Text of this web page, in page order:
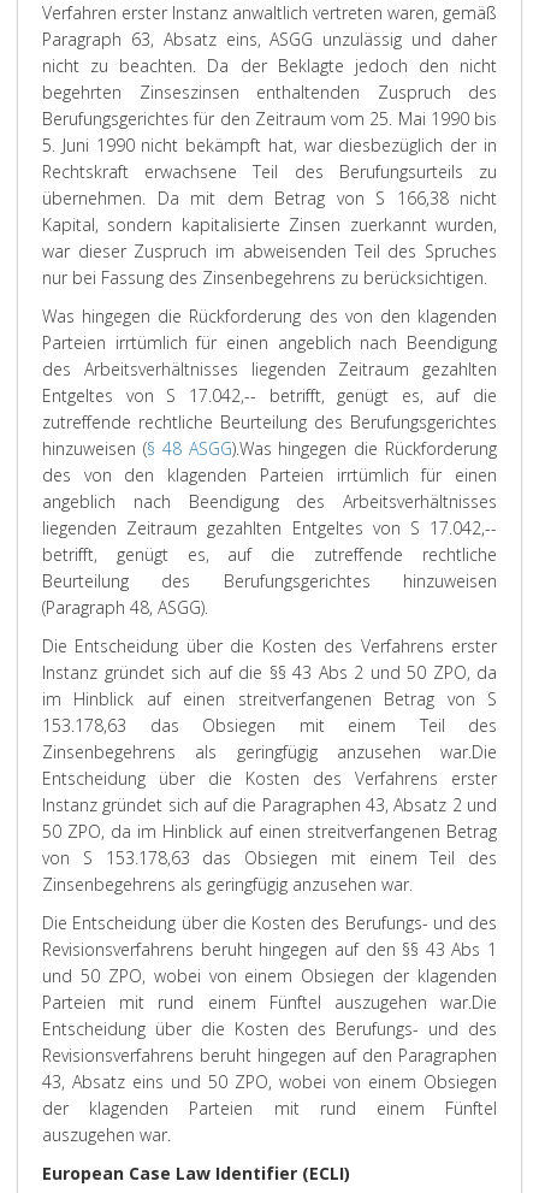
Verfahren erster Instanz anwaltlich vertreten waren, gemäß
Paragraph 63, Absatz eins, ASGG unzulässig und daher
nicht zu beachten. Da der Beklagte jedoch den nicht
begehrten Zinseszinsen enthaltenden Zuspruch des
Berufungsgerichtes für den Zeitraum vom 25. Mai 1990 bis
5. Juni 1990 nicht bekämpft hat, war diesbezüglich der in
Rechtskraft erwachsene Teil des Berufungsurteils zu
übernehmen. Da mit dem Betrag von S 166,38 nicht
Kapital, sondern kapitalisierte Zinsen zuerkannt wurden,
war dieser Zuspruch im abweisenden Teil des Spruches
nur bei Fassung des Zinsenbegehrens zu berücksichtigen.
Was hingegen die Rückforderung des von den klagenden
Parteien irrtümlich für einen angeblich nach Beendigung
des Arbeitsverhältnisses liegenden Zeitraum gezahlten
Entgeltes von S 17.042,-- betrifft, genügt es, auf die
zutreffende rechtliche Beurteilung des Berufungsgerichtes
hinzuweisen (§ 48 ASGG).Was hingegen die Rückforderung
des von den klagenden Parteien irrtümlich für einen
angeblich nach Beendigung des Arbeitsverhältnisses
liegenden Zeitraum gezahlten Entgeltes von S 17.042,--
betrifft, genügt es, auf die zutreffende rechtliche
Beurteilung des Berufungsgerichtes hinzuweisen
(Paragraph 48, ASGG).
Die Entscheidung über die Kosten des Verfahrens erster
Instanz gründet sich auf die §§ 43 Abs 2 und 50 ZPO, da
im Hinblick auf einen streitverfangenen Betrag von S
153.178,63 das Obsiegen mit einem Teil des
Zinsenbegehrens als geringfügig anzusehen war.Die
Entscheidung über die Kosten des Verfahrens erster
Instanz gründet sich auf die Paragraphen 43, Absatz 2 und
50 ZPO, da im Hinblick auf einen streitverfangenen Betrag
von S 153.178,63 das Obsiegen mit einem Teil des
Zinsenbegehrens als geringfügig anzusehen war.
Die Entscheidung über die Kosten des Berufungs- und des
Revisionsverfahrens beruht hingegen auf den §§ 43 Abs 1
und 50 ZPO, wobei von einem Obsiegen der klagenden
Parteien mit rund einem Fünftel auszugehen war.Die
Entscheidung über die Kosten des Berufungs- und des
Revisionsverfahrens beruht hingegen auf den Paragraphen
43, Absatz eins und 50 ZPO, wobei von einem Obsiegen
der klagenden Parteien mit rund einem Fünftel
auszugehen war.
European Case Law Identifier (ECLI)